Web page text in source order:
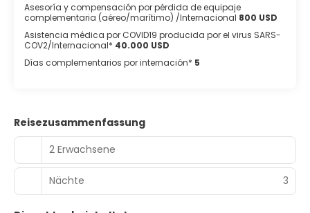
Asesoría y compensación por pérdida de equipaje
complementaria (aéreo/marítimo) /Internacional 800 USD
Asistencia médica por COVID19 producida por el virus SARS-
COV2/Internacional* 40.000 USD
Días complementarios por internación* 5
Reisezusammenfassung
2 Erwachsene
Nächte 3